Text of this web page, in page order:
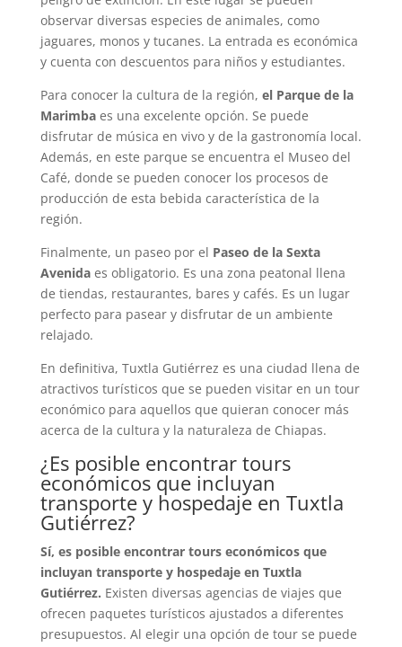
observar diversas especies de animales, como
jaguares, monos y tucanes. La entrada es económica
y cuenta con descuentos para niños y estudiantes.
Para conocer la cultura de la región, el Parque de la
Marimbaes una excelente opción. Se puede
disfrutar de música en vivo y de la gastronomía local.
Además, en este parque se encuentra el Museo del
Café, donde se pueden conocer los procesos de
producción de esta bebida característica de la
región.
Finalmente, un paseo por el Paseo de la Sexta
Avenidaes obligatorio. Es una zona peatonal llena
de tiendas, restaurantes, bares y cafés. Es un lugar
perfecto para pasear y disfrutar de un ambiente
relajado.
En definitiva, Tuxtla Gutiérrez es una ciudad llena de
atractivos turísticos que se pueden visitar en un tour
económico para aquellos que quieran conocer más
acerca de la cultura y la naturaleza de Chiapas.
¿Es posible encontrar tours
económicos que incluyan
transporte y hospedaje en Tuxtla
Gutiérrez?
Sí, es posible encontrar tours económicos que
incluyan transporte y hospedaje en Tuxtla
Gutiérrez. Existen diversas agencias de viajes que
ofrecen paquetes turísticos ajustados a diferentes
presupuestos. Al elegir una opción de tour se puede